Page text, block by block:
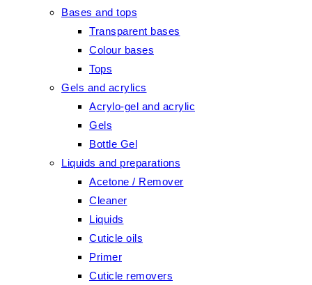
Bases and tops
Transparent bases
Colour bases
Tops
Gels and acrylics
Acrylo-gel and acrylic
Gels
Bottle Gel
Liquids and preparations
Acetone / Remover
Cleaner
Liquids
Cuticle oils
Primer
Cuticle removers